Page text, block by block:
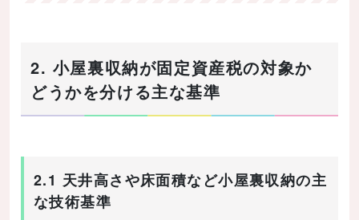
2. 小屋裏収納が固定資産税の対象か
どうかを分ける主な基準
2.1 天井高さや床面積など小屋裏収納の主
な技術基準